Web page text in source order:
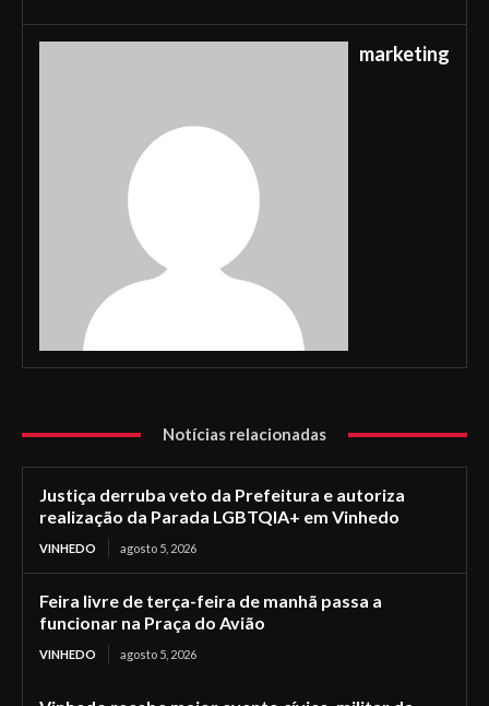
marketing
Notícias relacionadas
Justiça derruba veto da Prefeitura e autoriza
realização da Parada LGBTQIA+ em Vinhedo
VINHEDO agosto 5, 2026
Feira livre de terça-feira de manhã passa a
funcionar na Praça do Avião
VINHEDO agosto 5, 2026